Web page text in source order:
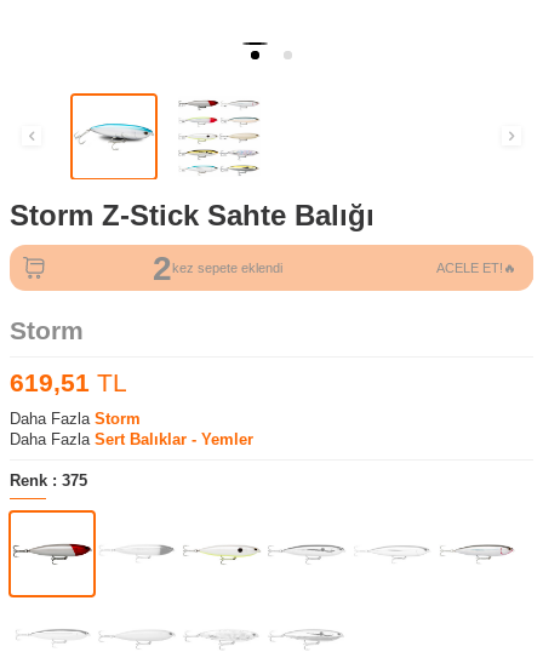
Storm Z-Stick Sahte Balığı
2kez sepete eklendi ACELE ET!🔥
Storm
619,51 TL
Daha Fazla Storm
Daha Fazla Sert Balıklar - Yemler
Renk : 375